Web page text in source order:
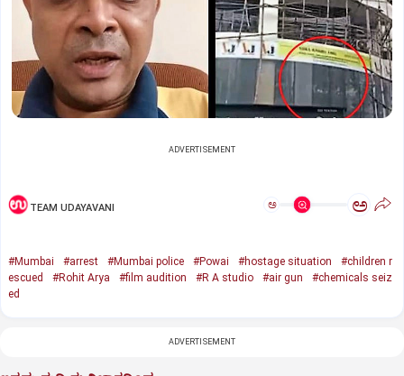
ADVERTISEMENT
TEAM UDAYAVANI ಅ ಅ
#Mumbai #arrest #Mumbai police #Powai #hostage situation
#children r
escued
#Rohit Arya #film audition #R A studio #air gun
#chemicals seiz
ed
ADVERTISEMENT